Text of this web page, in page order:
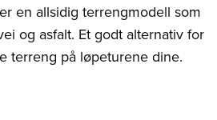
en allsidig terrengmodell som
og asfalt. Et godt alternativ for
terreng på løpeturene dine.